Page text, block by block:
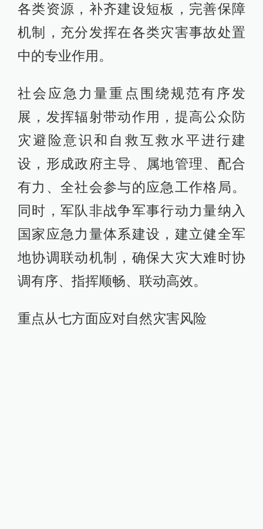
各类资源，补齐建设短板，完善保障
机制，充分发挥在各类灾害事故处置
中的专业作用。
社会应急力量重点围绕规范有序发
展，发挥辐射带动作用，提高公众防
灾避险意识和自救互救水平进行建
设，形成政府主导、属地管理、配合
有力、全社会参与的应急工作格局。
同时，军队非战争军事行动力量纳入
国家应急力量体系建设，建立健全军
地协调联动机制，确保大灾大难时协
调有序、指挥顺畅、联动高效。
重点从七方面应对自然灾害风险